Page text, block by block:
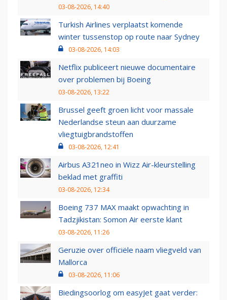
03-08-2026, 14:40
Turkish Airlines verplaatst komende
winter tussenstop op route naar Sydney
03-08-2026, 14:03
Netflix publiceert nieuwe documentaire
over problemen bij Boeing
03-08-2026, 13:22
Brussel geeft groen licht voor massale
Nederlandse steun aan duurzame
vliegtuigbrandstoffen
03-08-2026, 12:41
Airbus A321neo in Wizz Air-kleurstelling
beklad met graffiti
03-08-2026, 12:34
Boeing 737 MAX maakt opwachting in
Tadzjikistan: Somon Air eerste klant
03-08-2026, 11:26
Geruzie over officiële naam vliegveld van
Mallorca
03-08-2026, 11:06
Biedingsoorlog om easyJet gaat verder: